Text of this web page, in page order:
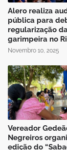
Alero realiza
pública para
regularização
garimpeira no
Novembro 10, 2025
Vereador
Negreiros
edição do